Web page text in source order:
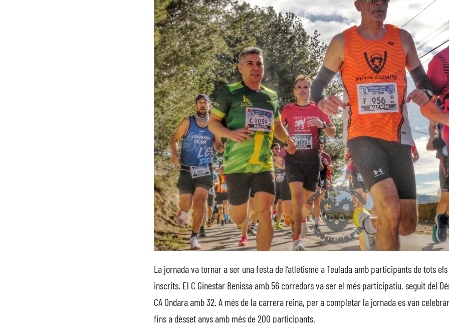
La jornada va tornar a ser una festa de l’atletisme a Teulada amb participants de tots
inscrits. El C Ginestar Benissa amb 56 corredors va ser el més participatiu, seguit del
CA Ondara amb 32. A més de la carrera reina, per a completar la jornada es van
fins a dèsset anys amb més de 200 participants.